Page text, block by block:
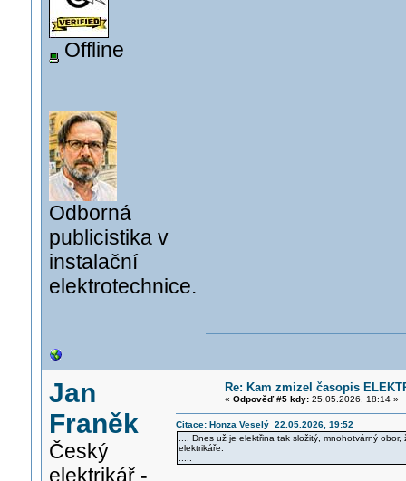
Offline
Odborná
publicistika v
instalační
elektrotechnice.
Jan
Franěk
Český
elektrikář -
Re: Kam zmizel časopis
« Odpověď #5 kdy:25.05.2026, 18:14 »
Citace: Honza Veselý 22.05.2026, 19:52
.... Dnes už je elektřina tak složitý, mnohotvárný
elektrikáře.